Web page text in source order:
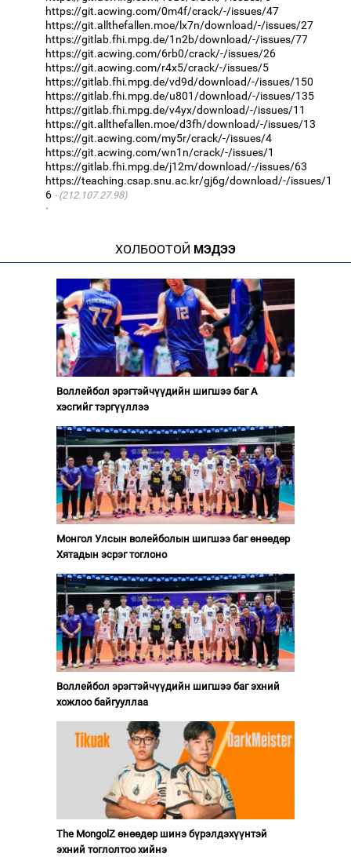
https://git.acwing.com/0m4f/crack/-/issues/47
https://git.allthefallen.moe/lx7n/download/-/issues/27
https://gitlab.fhi.mpg.de/1n2b/download/-/issues/77
https://git.acwing.com/6rb0/crack/-/issues/26
https://git.acwing.com/r4x5/crack/-/issues/5
https://gitlab.fhi.mpg.de/vd9d/download/-/issues/150
https://gitlab.fhi.mpg.de/u801/download/-/issues/135
https://gitlab.fhi.mpg.de/v4yx/download/-/issues/11
https://git.allthefallen.moe/d3fh/download/-/issues/13
https://git.acwing.com/my5r/crack/-/issues/4
https://git.acwing.com/wn1n/crack/-/issues/1
https://gitlab.fhi.mpg.de/j12m/download/-/issues/63
https://teaching.csap.snu.ac.kr/gj6g/download/-/issues/1
6
(212.107.27.98)
·
ХОЛБООТОЙ МЭДЭЭ
Воллейбол эрэгтэйчүүдийн шигшээ баг А
хэсгийг тэргүүллээ
Монгол Улсын волейболын шигшээ баг өнөөдөр
Хятадын эсрэг тоглоно
Воллейбол эрэгтэйчүүдийн шигшээ баг эхний
хожлоо байгууллаа
The MongolZ өнөөдөр шинэ бүрэлдэхүүнтэй
эхний тоглолтоо хийнэ